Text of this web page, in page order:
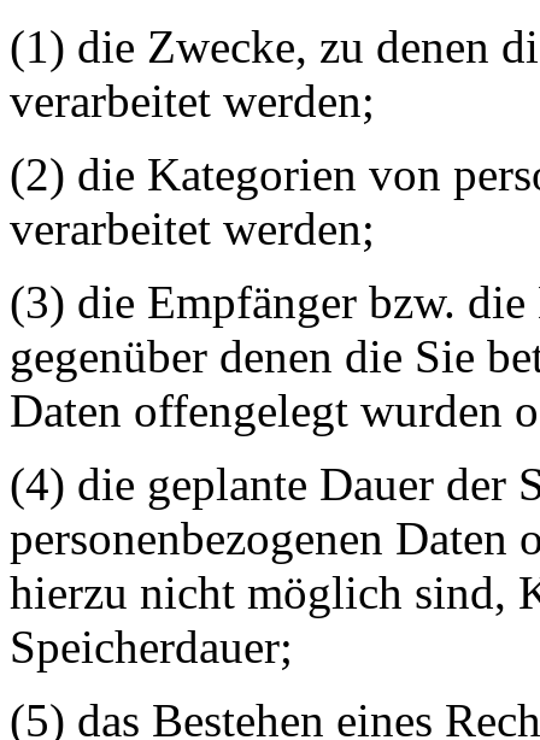
(1) die Zwecke, zu denen
verarbeitet werden;
(2) die Kategorien von
verarbeitet werden;
(3) die Empfänger bzw.
gegenüber denen die Sie
Daten offengelegt wurden
(4) die geplante Dauer der
personenbezogenen Daten
hierzu nicht möglich sind,
Speicherdauer;
(5) das Bestehen eines